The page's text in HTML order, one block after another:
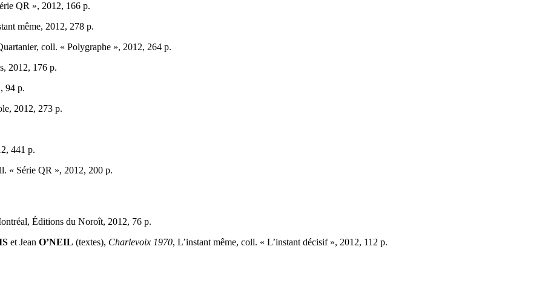
QR », 2012, 166 p.
même, 2012, 278 p.
coll. « Polygraphe », 2012, 264 p.
2012, 176 p.
94 p.
2012, 273 p.
441 p.
« Série QR », 2012, 200 p.
Éditions du Noroît, 2012, 76 p.
et Jean O’NEIL (textes), Charlevoix 1970, L’instant même, coll. « L’instant décisif », 2012, 112 p.